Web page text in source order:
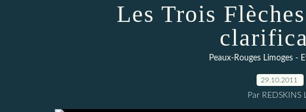
Les Trois
Peaux-Rouges Limoges -
29.10.2011
Par REDSKINS